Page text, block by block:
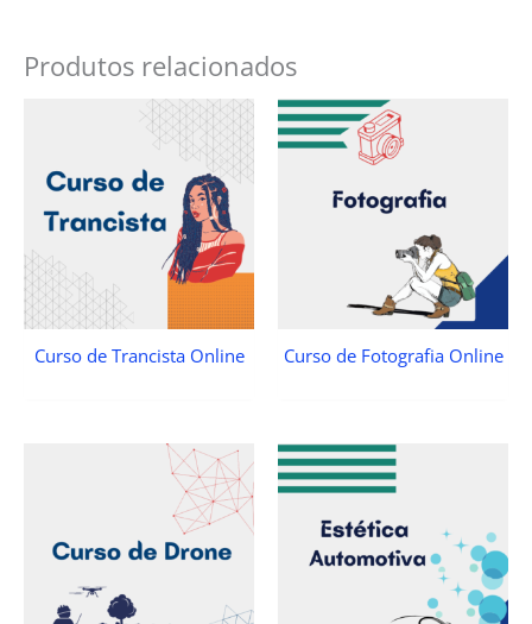
Produtos relacionados
Curso de Trancista Online Curso de Fotografia Online